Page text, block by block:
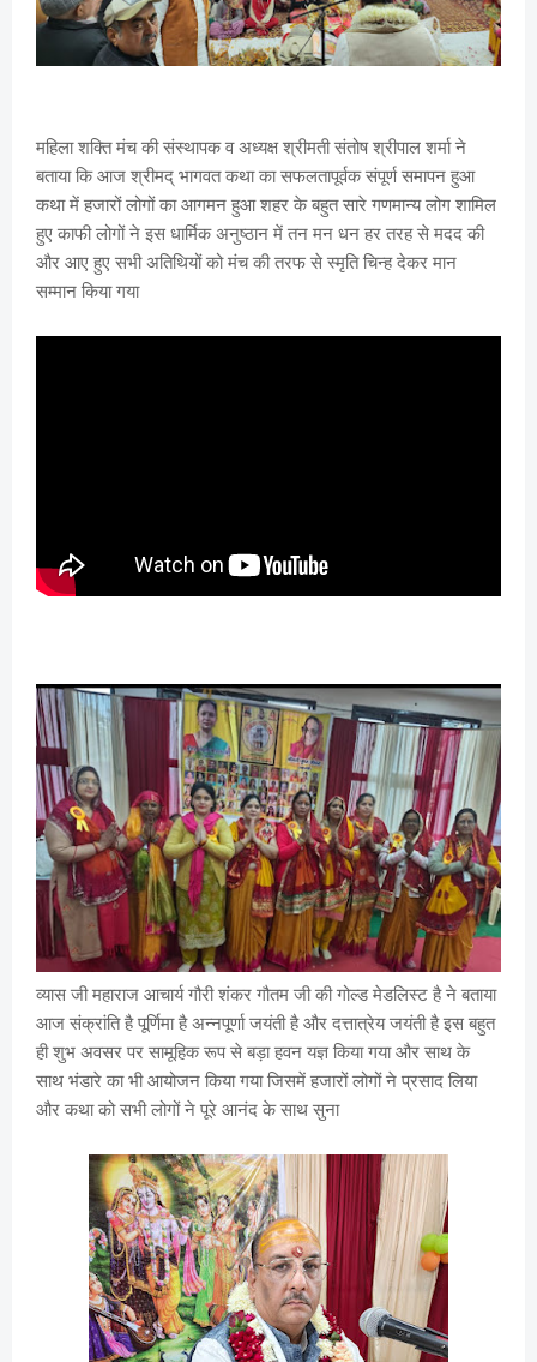
महिला शक्ति मंच की संस्थापक व अध्यक्ष श्रीमती संतोष श्रीपाल शर्मा ने
बताया कि आज श्रीमद् भागवत कथा का सफलतापूर्वक संपूर्ण समापन हुआ
कथा में हजारों लोगों का आगमन हुआ शहर के बहुत सारे गणमान्य लोग शामिल
हुए काफी लोगों ने इस धार्मिक अनुष्ठान में तन मन धन हर तरह से मदद की
और आए हुए सभी अतिथियों को मंच की तरफ से स्मृति चिन्ह देकर मान
सम्मान किया गया
व्यास जी महाराज आचार्य गौरी शंकर गौतम जी की गोल्ड मेडलिस्ट है ने बताया
आज संक्रांति है पूर्णिमा है अन्नपूर्णा जयंती है और दत्तात्रेय जयंती है इस बहुत
ही शुभ अवसर पर सामूहिक रूप से बड़ा हवन यज्ञ किया गया और साथ के
साथ भंडारे का भी आयोजन किया गया जिसमें हजारों लोगों ने प्रसाद लिया
और कथा को सभी लोगों ने पूरे आनंद के साथ सुना